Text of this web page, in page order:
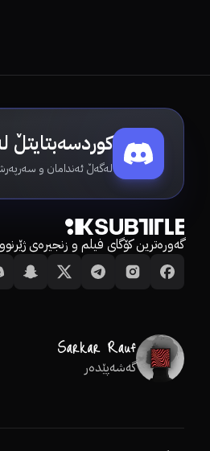
کوردسەبتایتڵ
لەگەڵ ئەندامان و
گەورەترین کۆگای فیلم و زنجیرەی
گەشەپێدەر